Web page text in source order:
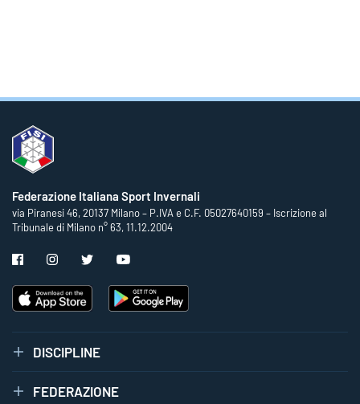
Federazione Italiana Sport Invernali
via Piranesi 46, 20137 Milano – P.IVA e C.F. 05027640159 – Iscrizione al
Tribunale di Milano n° 63, 11.12.2004
DISCIPLINE
FEDERAZIONE